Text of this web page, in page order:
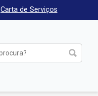
Carta de Serviços